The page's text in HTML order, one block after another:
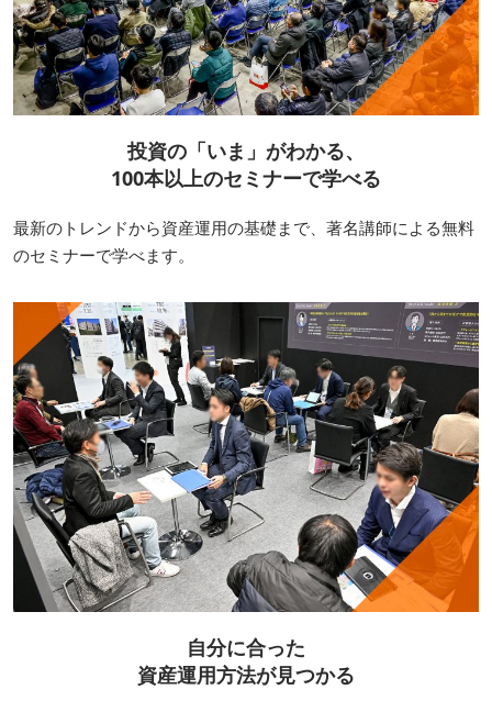
投資の「いま」がわかる、
100本以上のセミナーで学べる
最新のトレンドから資産運用の基礎まで、著名講師による無料
のセミナーで学べます。
自分に合った
資産運用方法が見つかる